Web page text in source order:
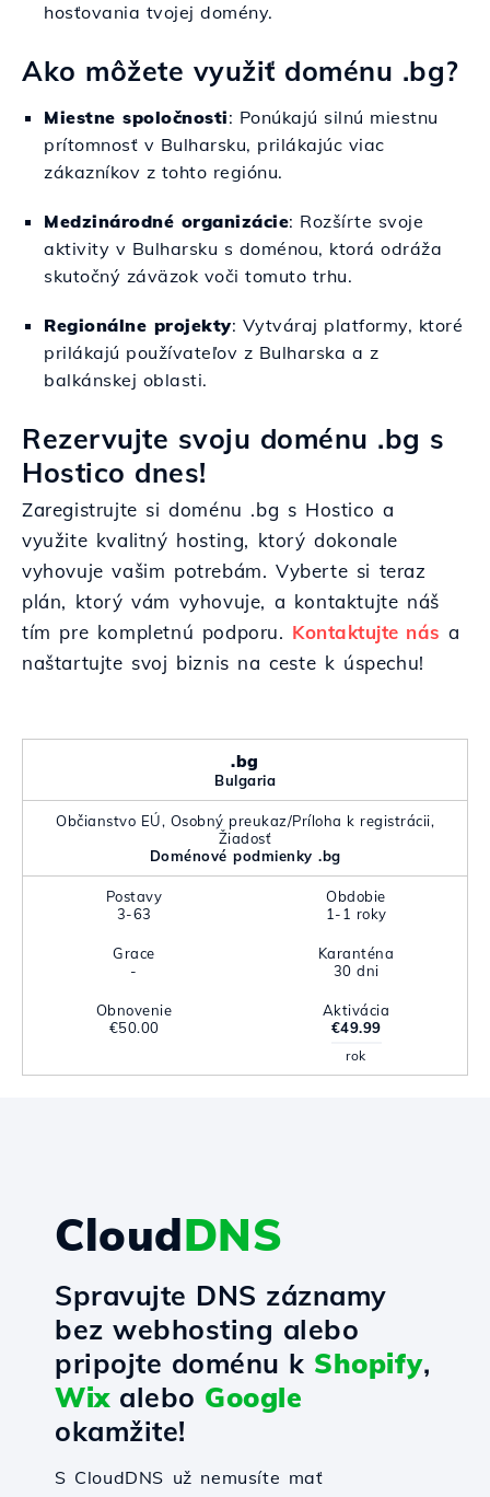
hosťovania tvojej domény.
Ako môžete využiť doménu .bg?
Miestne spoločnosti: Ponúkajú silnú miestnu
prítomnosť v Bulharsku, prilákajúc viac
zákazníkov z tohto regiónu.
Medzinárodné organizácie: Rozšírte svoje
aktivity v Bulharsku s doménou, ktorá odráža
skutočný záväzok voči tomuto trhu.
Regionálne projekty: Vytváraj platformy, ktoré
prilákajú používateľov z Bulharska a z
balkánskej oblasti.
Rezervujte svoju doménu .bg s
Hostico dnes!
Zaregistrujte si doménu .bg s Hostico a
využite kvalitný hosting, ktorý dokonale
vyhovuje vašim potrebám. Vyberte si teraz
plán, ktorý vám vyhovuje, a kontaktujte náš
tím pre kompletnú podporu. Kontaktujte nás a
naštartujte svoj biznis na ceste k úspechu!
.bg
Bulgaria
Občianstvo EÚ, Osobný preukaz/Príloha k registrácii,
Žiadosť
Doménové podmienky .bg
Postavy
3-63
Obdobie
1-1 roky
Grace
-
Karanténa
30 dni
Obnovenie
€50.00
Aktivácia
€49.99
rok
CloudDNS
Spravujte DNS záznamy
bez webhosting alebo
pripojte doménu k Shopify,
Wixalebo Google
okamžite!
S CloudDNS už nemusíte mať